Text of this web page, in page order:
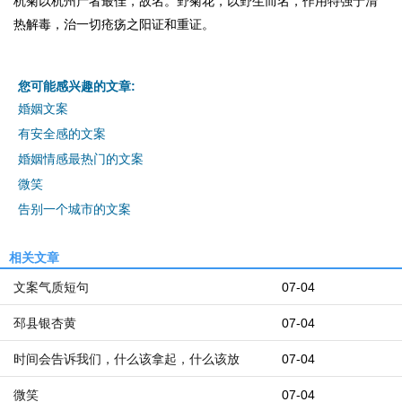
热解毒，治一切疮疡之阳证和重证。
您可能感兴趣的文章:
婚姻文案
有安全感的文案
婚姻情感最热门的文案
微笑
告别一个城市的文案
相关文章
07-04
文案气质短句
07-04
邳县银杏黄
07-04
时间会告诉我们，什么该拿起，什么该放
07-04
微笑